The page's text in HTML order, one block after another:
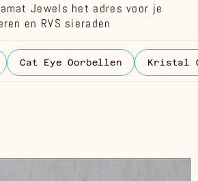
Jewels het adres voor je
en RVS sieraden
Cat Eye Oorbellen Kristal